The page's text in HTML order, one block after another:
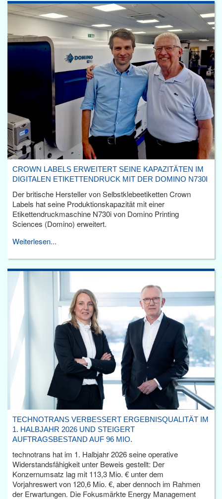
CROWN LABELS ERWEITERT SEINE KAPAZITÄTEN IM
DIGITALEN ETIKETTENDRUCK MIT DER DOMINO N730I
Der britische Hersteller von Selbstklebeetiketten Crown
Labels hat seine Produktionskapazität mit einer
Etikettendruckmaschine N730i von Domino Printing
Sciences (Domino) erweitert.
Weiterlesen...
TECHNOTRANS VERBESSERT ERGEBNISQUALITÄT IM
1. HALBJAHR 2026 UND STEIGERT
AUFTRAGSBESTAND AUF 96 MIO.
technotrans hat im 1. Halbjahr 2026 seine operative
Widerstandsfähigkeit unter Beweis gestellt: Der
Konzernumsatz lag mit 113,3 Mio. € unter dem
Vorjahreswert von 120,6 Mio. €, aber dennoch im Rahmen
der Erwartungen. Die Fokusmärkte Energy Management